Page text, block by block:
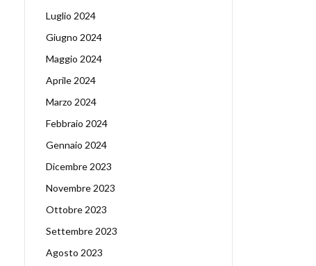
Luglio 2024
Giugno 2024
Maggio 2024
Aprile 2024
Marzo 2024
Febbraio 2024
Gennaio 2024
Dicembre 2023
Novembre 2023
Ottobre 2023
Settembre 2023
Agosto 2023